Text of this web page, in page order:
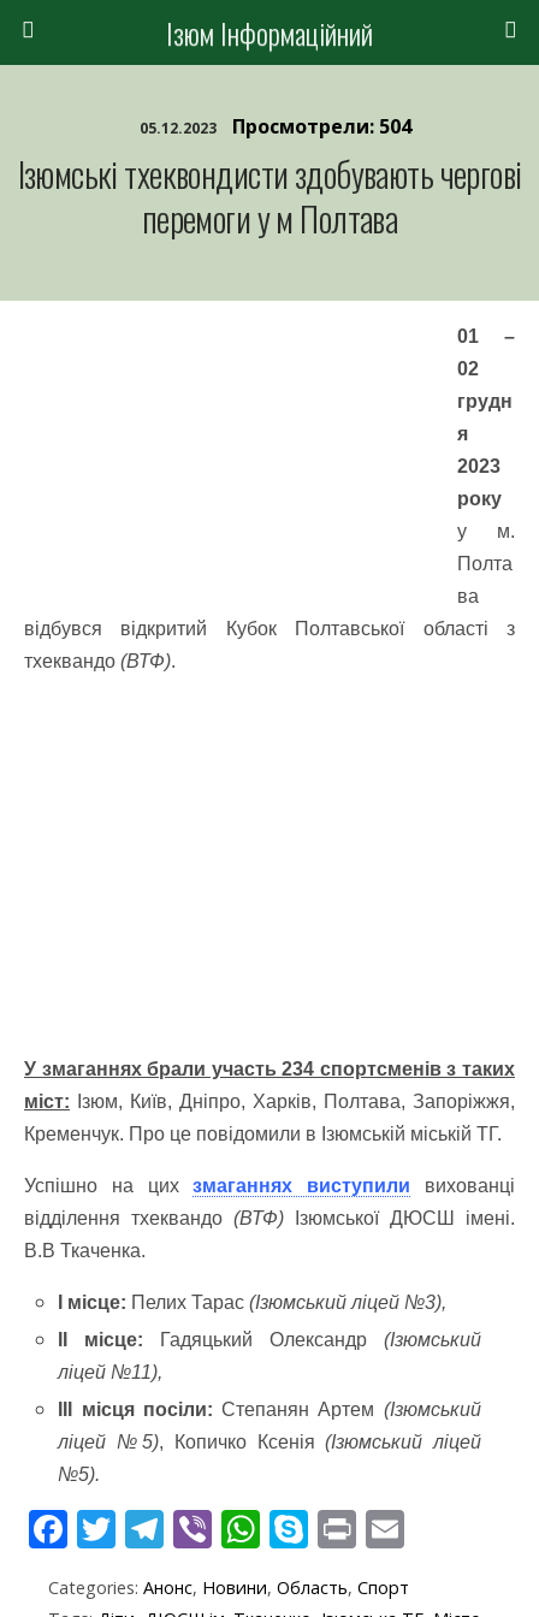
Ізюм Інформаційний
05.12.2023 Просмотрели: 504
Ізюмські тхеквондисти здобувають чергові
перемоги у м Полтава
01 –
02
грудн
я
2023
року
у м.
Полта
ва
відбувся відкритий Кубок Полтавської області з
тхеквандо (ВТФ).
У змаганнях брали участь 234 спортсменів з таких
міст: Ізюм, Київ, Дніпро, Харків, Полтава, Запоріжжя,
Кременчук. Про це повідомили в Ізюмській міській ТГ.
Успішно на цихзмаганнях виступили вихованці
відділення тхеквандо (ВТФ) Ізюмської ДЮСШ імені.
В.В Ткаченка.
І місце: Пелих Тарас(Ізюмський ліцей №3),
ІІ місце: Гадяцький Олександр(Ізюмський
ліцей №11),
ІІІ місця посіли: Степанян Артем (Ізюмський
ліцей №5), Копичко Ксенія(Ізюмський ліцей
№5).
F
e
T
itt
T
e
Vi
er
W
at
S
y
Pr
t ai
Categories: Анонс, Новини, Область, Спорт